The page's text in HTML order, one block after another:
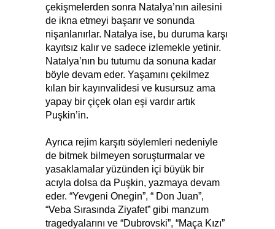
çekişmelerden sonra Natalya’nın ailesini
de ikna etmeyi başarır ve sonunda
nişanlanırlar. Natalya ise, bu duruma karşı
kayıtsız kalır ve sadece izlemekle yetinir.
Natalya’nın bu tutumu da sonuna kadar
böyle devam eder. Yaşamını çekilmez
kılan bir kayınvalidesi ve kusursuz ama
yapay bir çiçek olan eşi vardır artık
Puşkin’in.
Ayrıca rejim karşıtı söylemleri nedeniyle
de bitmek bilmeyen soruşturmalar ve
yasaklamalar yüzünden içi büyük bir
acıyla dolsa da Puşkin, yazmaya devam
eder. “Yevgeni Onegin”, “ Don Juan”,
“Veba Sırasında Ziyafet” gibi manzum
tragedyalarını ve “Dubrovski”, “Maça Kızı”